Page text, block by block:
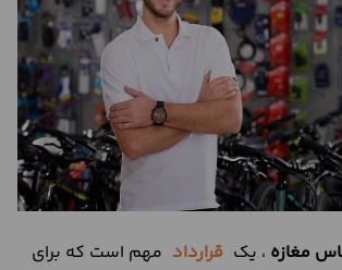
مغازه ، یک قرارداد مهم است که برای